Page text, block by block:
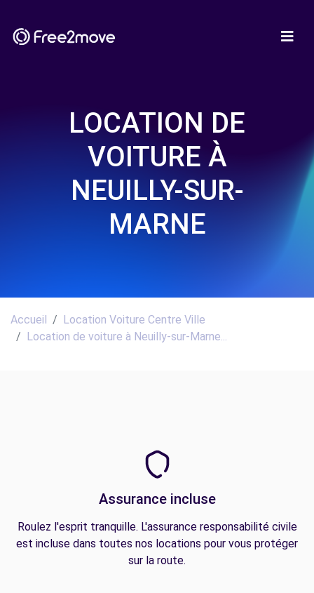
LOCATION DE
VOITURE À
NEUILLY-SUR-
MARNE
Accueil
Location Voiture Centre Ville
Location de voiture à Neuilly-sur-Marne...
Assurance incluse
Roulez l'esprit tranquille. L'assurance responsabilité civile
est incluse dans toutes nos locations pour vous protéger
sur la route.